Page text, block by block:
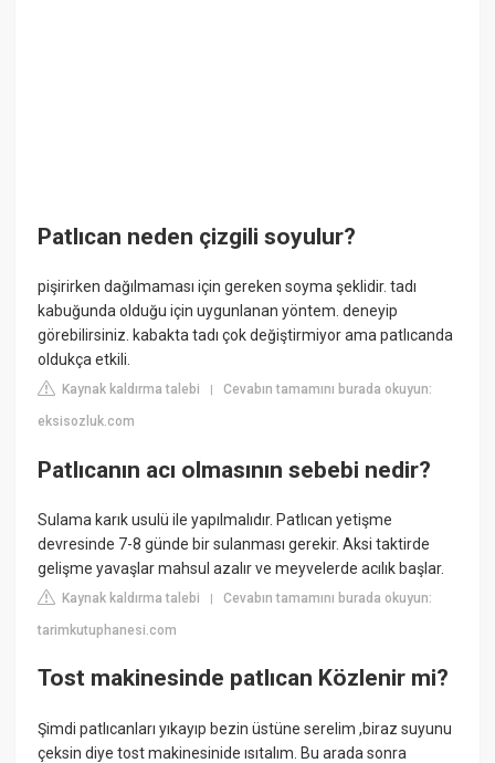
Patlıcan neden çizgili soyulur?
pişirirken dağılmaması için gereken soyma şeklidir. tadı
kabuğunda olduğu için uygunlanan yöntem. deneyip
görebilirsiniz. kabakta tadı çok değiştirmiyor ama patlıcanda
oldukça etkili.
Kaynak kaldırma talebi |Cevabın tamamını burada okuyun:
eksisozluk.com
Patlıcanın acı olmasının sebebi nedir?
Sulama karık usulü ile yapılmalıdır. Patlıcan yetişme
devresinde 7-8 günde bir sulanması gerekir. Aksi taktirde
gelişme yavaşlar mahsul azalır ve meyvelerde acılık başlar.
Kaynak kaldırma talebi |Cevabın tamamını burada okuyun:
tarimkutuphanesi.com
Tost makinesinde patlıcan Közlenir mi?
Şimdi patlıcanları yıkayıp bezin üstüne serelim ,biraz suyunu
çeksin diye tost makinesinide ısıtalım. Bu arada sonra